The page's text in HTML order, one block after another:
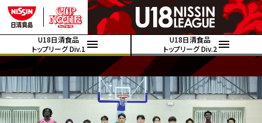
U18日清食品
トップリーグ Div.1
U18日清食品
トップリーグ Div.2